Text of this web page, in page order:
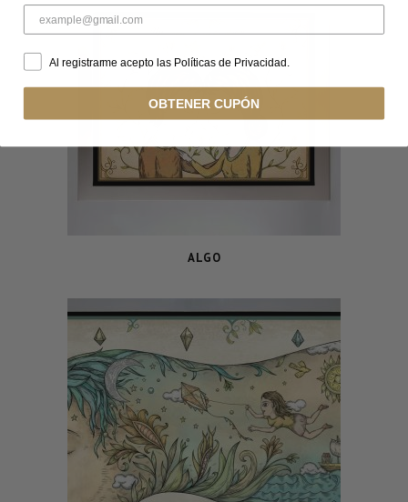
ALGO
Al registrarme acepto las Políticas de Privacidad.
OBTENER CUPÓN